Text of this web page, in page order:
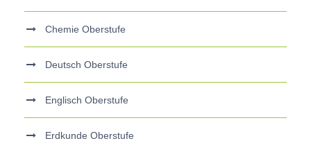
Chemie Oberstufe
Deutsch Oberstufe
Englisch Oberstufe
Erdkunde Oberstufe